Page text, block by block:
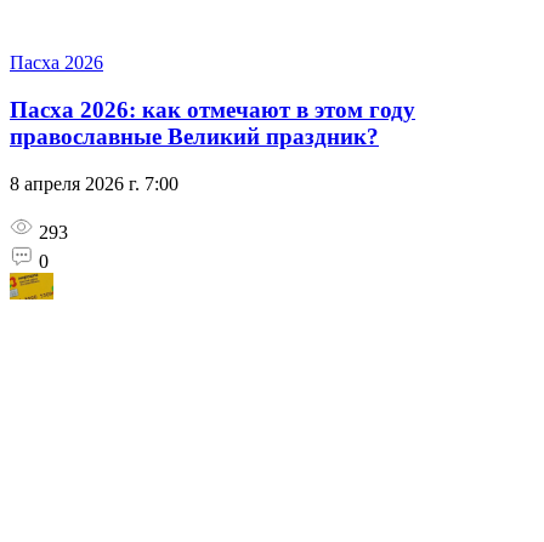
Пасха 2026
Пасха 2026: как отмечают в этом году
православные Великий праздник?
8 апреля 2026 г. 7:00
293
0